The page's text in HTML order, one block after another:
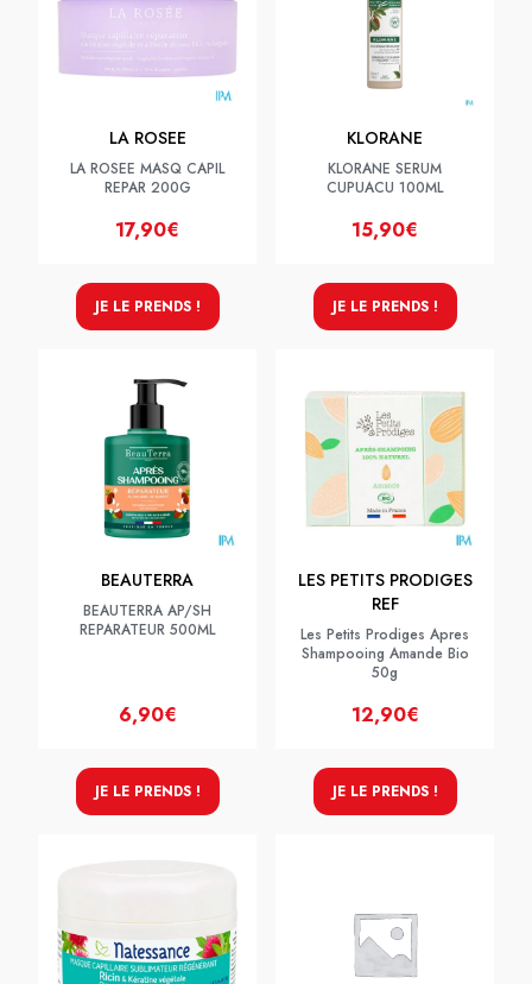
LA ROSEE
LA ROSEE MASQ CAPIL
REPAR 200G
17,90€
JE LE PRENDS !
KLORANE
KLORANE SERUM
CUPUACU 100ML
15,90€
JE LE PRENDS !
BEAUTERRA
BEAUTERRA AP/SH
REPARATEUR 500ML
6,90€
JE LE PRENDS !
LES PETITS PRODIGES
REF
Les Petits Prodiges Apres
Shampooing Amande Bio
50g
12,90€
JE LE PRENDS !